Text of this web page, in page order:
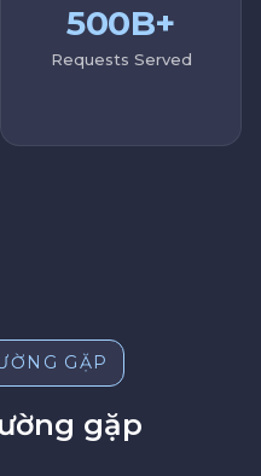
500B+
Requests Served
GẶP
gặp